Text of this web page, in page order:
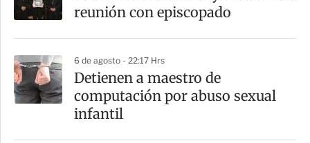
reunión con episcopado
6 de agosto - 22:17 Hrs
Detienen a maestro de
computación por abuso sexual
infantil